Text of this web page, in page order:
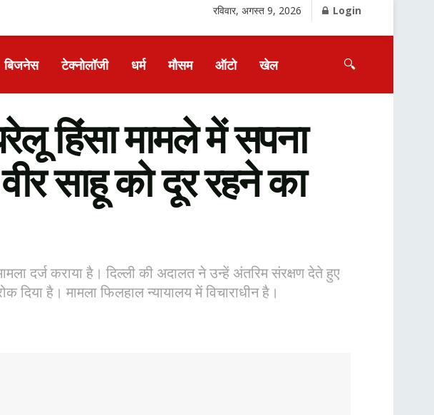
रविवार, अगस्त 9, 2026 Login
बिजनेस टेक्नोलॉजी धर्म मौसम ऑटो खेल 🔍
हिंसा मामले में सपना
साहू को दूर रहने का
दर्ज कराया है। दिल्ली की अदालत ने उन्हें अंतरिम संरक्षण देते हुए
है। मामला फिलहाल न्यायालय में विचाराधीन है।